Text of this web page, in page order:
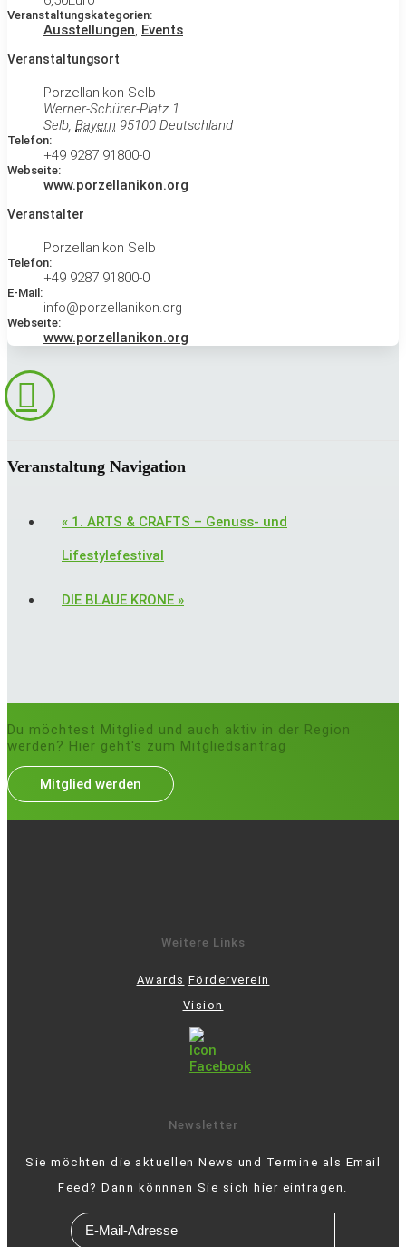
Veranstaltungskategorien:
Ausstellungen, Events
Veranstaltungsort
Porzellanikon Selb
Werner-Schürer-Platz 1
Selb, Bayern 95100 Deutschland
Telefon:
+49 9287 91800-0
Webseite:
www.porzellanikon.org
Veranstalter
Porzellanikon Selb
Telefon:
+49 9287 91800-0
E-Mail:
info@porzellanikon.org
Webseite:
www.porzellanikon.org
Veranstaltung Navigation
« 1. ARTS & CRAFTS – Genuss- und
Lifestylefestival
DIE BLAUE KRONE »
Du möchtest Mitglied und auch aktiv in der Region
werden? Hier geht's zum Mitgliedsantrag
Mitglied werden
Weitere Links
Awards Förderverein
Vision
Newsletter
Sie möchten die aktuellen News und Termine als Email
Feed? Dann könnnen Sie sich hier eintragen.